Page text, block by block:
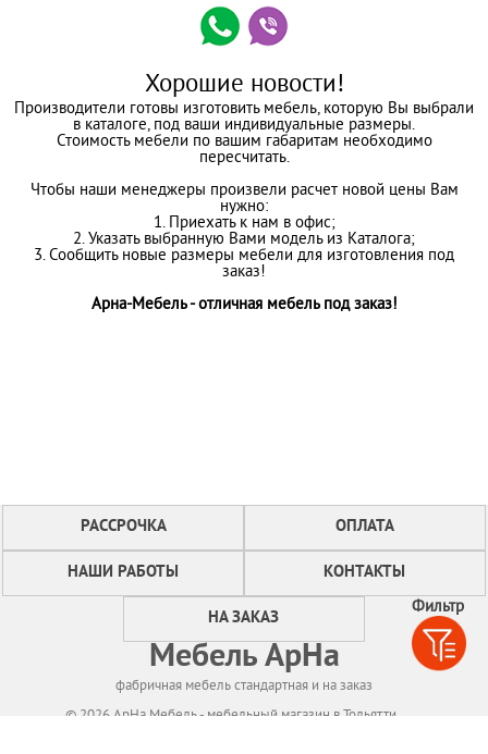
Фильтр
Хорошие новости!
Производители готовы изготовить мебель, которую Вы выбрали
в каталоге, под ваши индивидуальные размеры.
Стоимость мебели по вашим габаритам необходимо
пересчитать.
Чтобы наши менеджеры произвели расчет новой цены Вам
нужно:
1. Приехать к нам в офис;
2. Указать выбранную Вами модель из Каталога;
3. Сообщить новые размеры мебели для изготовления под
заказ!
Арна-Мебель - отличная мебель под заказ!
РАССРОЧКА ОПЛАТА
НАШИ РАБОТЫ КОНТАКТЫ
НА ЗАКАЗ
Мебель АрНа
фабричная мебель стандартная и на заказ
© 2026 АрНа Мебель - мебельный магазин в Тольятти